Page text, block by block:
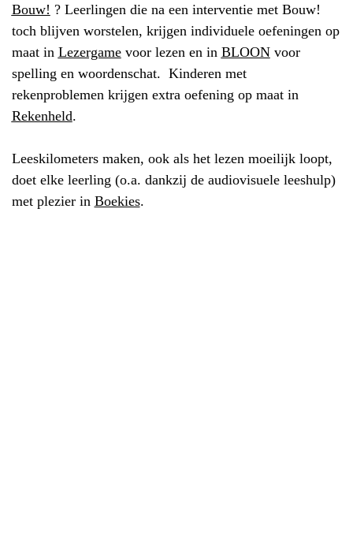
Bouw! ? Leerlingen die na een interventie met Bouw!
toch blijven worstelen, krijgen individuele oefeningen op
maat in Lezergamevoor lezen en in BLOONvoor
spelling en woordenschat. Kinderen met
rekenproblemen krijgen extra oefening op maat in
Rekenheld.
Leeskilometers maken, ook als het lezen moeilijk loopt,
doet elke leerling (o.a. dankzij de audiovisuele leeshulp)
met plezier in Boekies.